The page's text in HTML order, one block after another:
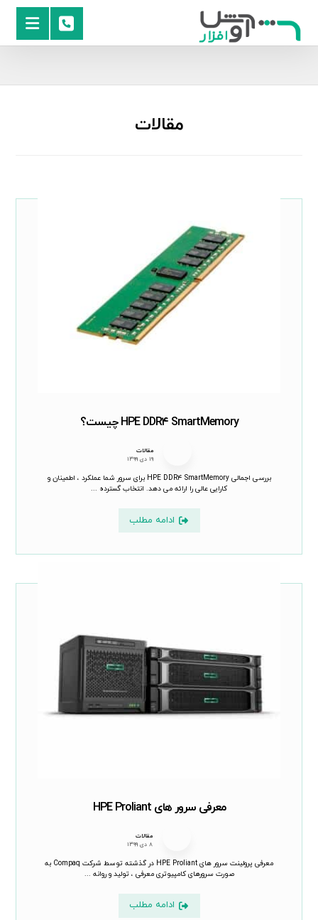
مقالات
HPE DDR۴ SmartMemory چیست؟
مقالات
۱۹ دی ۱۳۹۹
بررسی اجمالی HPE DDR۴ SmartMemory برای سرور شما عملکرد ، اطمینان و
کارایی عالی را ارائه می دهد. انتخاب گسترده ...
ادامه مطلب
معرفی سرور های HPE Proliant
مقالات
۸ دی ۱۳۹۹
معرفی پرولینت سرور های HPE Proliant در گذشته توسط شرکت Compaq به
صورت سرورهای کامپیوتری معرفی ، تولید و روانه ...
ادامه مطلب